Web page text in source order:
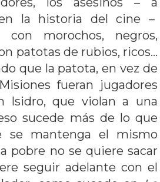
la historia del cine –
morochos, negros,
patotas de rubios, ricos…
que la patota, en vez de
fueran jugadores
Isidro, que violan a una
sucede más de lo que
se mantenga el mismo
pobre no se quiere sacar
seguir adelante con el